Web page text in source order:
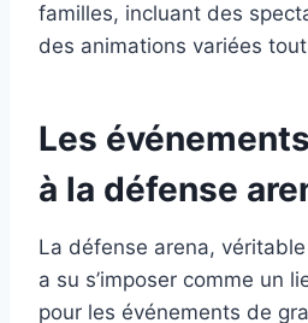
familles, incluant des
des animations variées
Les
à la défense
La défense arena,
a su s’imposer comme un
pour les événements de